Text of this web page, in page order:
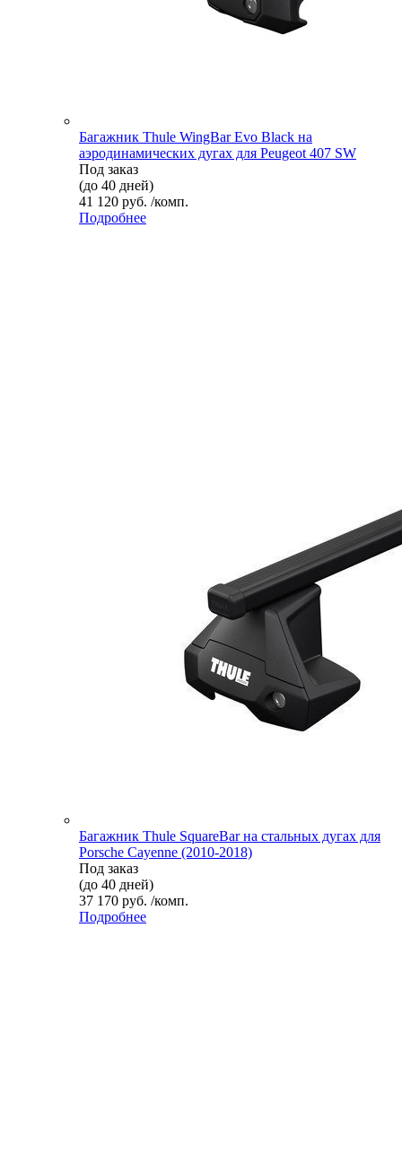
Багажник Thule WingBar Evo Black на
аэродинамических дугах для Peugeot 407 SW
Под заказ
(до 40 дней)
41 120 руб. /комп.
Подробнее
Багажник Thule SquareBar на стальных дугах для
Porsche Cayenne (2010-2018)
Под заказ
(до 40 дней)
37 170 руб. /комп.
Подробнее